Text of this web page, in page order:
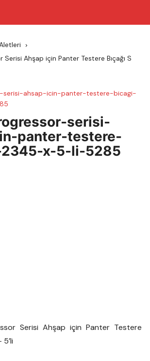
Ahşap için Panter Testere Bıçağı S
serisi-ahsap-icin-panter-testere-bicagi-
serisi-
panter-testere-
x-5-li-5285
Serisi Ahşap için Panter Testere
5’li